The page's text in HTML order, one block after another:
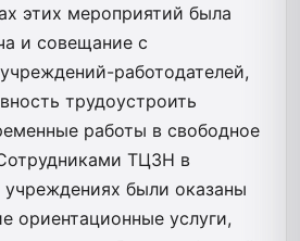
этих мероприятий была
и совещание с
работодателей,
трудоустроить
работы в свободное
ТЦЗН в
учреждениях были оказаны
ориентационные услуги,